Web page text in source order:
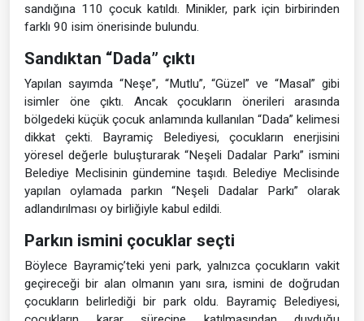
sandığına 110 çocuk katıldı. Minikler, park için birbirinden
farklı 90 isim önerisinde bulundu.
Sandıktan “Dada” çıktı
Yapılan sayımda “Neşe”, “Mutlu”, “Güzel” ve “Masal” gibi
isimler öne çıktı. Ancak çocukların önerileri arasında
bölgedeki küçük çocuk anlamında kullanılan “Dada” kelimesi
dikkat çekti. Bayramiç Belediyesi, çocukların enerjisini
yöresel değerle buluşturarak “Neşeli Dadalar Parkı” ismini
Belediye Meclisinin gündemine taşıdı. Belediye Meclisinde
yapılan oylamada parkın “Neşeli Dadalar Parkı” olarak
adlandırılması oy birliğiyle kabul edildi.
Parkın ismini çocuklar seçti
Böylece Bayramiç’teki yeni park, yalnızca çocukların vakit
geçireceği bir alan olmanın yanı sıra, ismini de doğrudan
çocukların belirlediği bir park oldu. Bayramiç Belediyesi,